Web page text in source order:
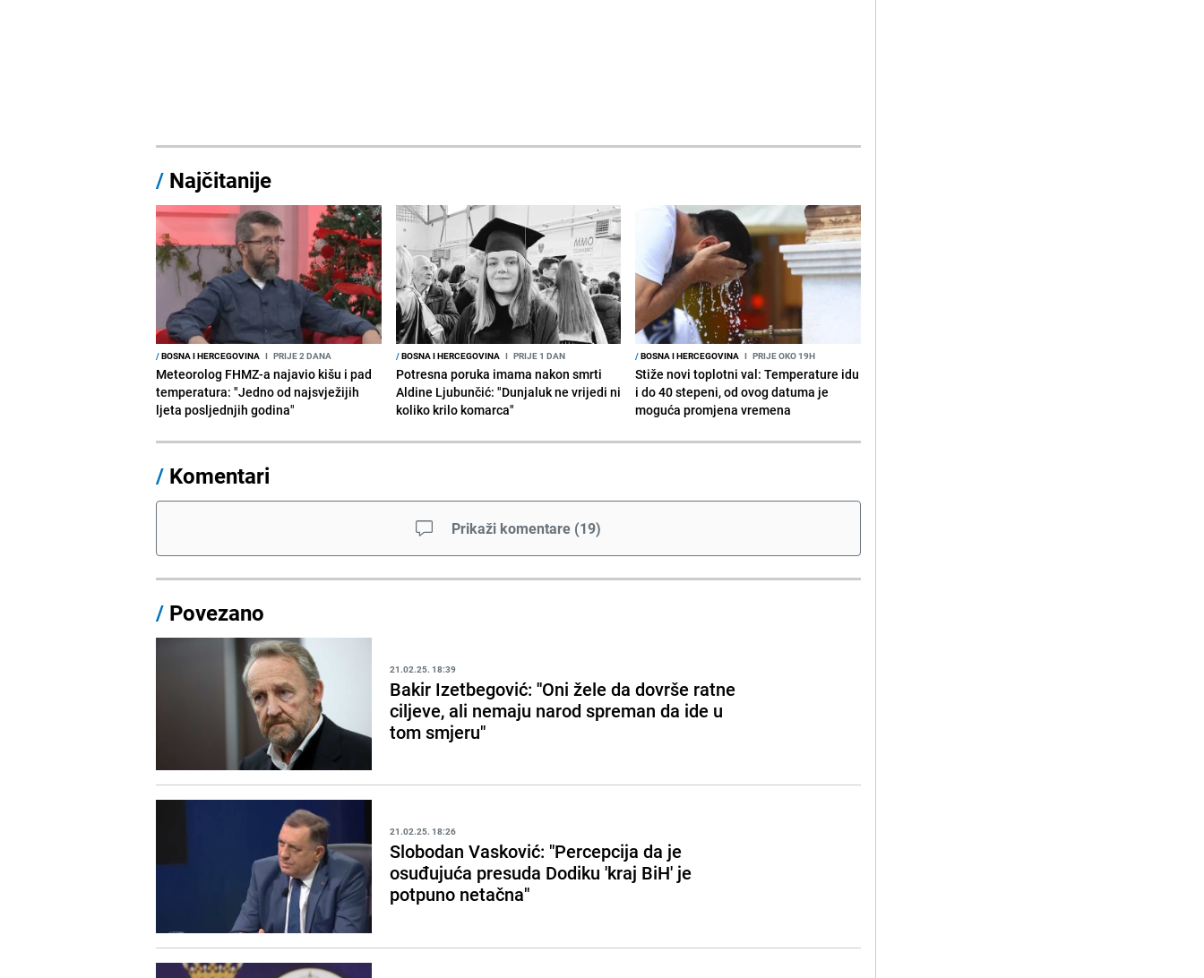
/ Najčitanije
/BOSNA I HERCEGOVINA I PRIJE 2 DANA
Meteorolog FHMZ-a najavio kišu i pad
temperatura: "Jedno od najsvježijih
ljeta posljednjih godina"
/BOSNA I HERCEGOVINA I PRIJE 1 DAN
Potresna poruka imama nakon smrti
Aldine Ljubunčić: "Dunjaluk ne vrijedi ni
koliko krilo komarca"
/BOSNA I HERCEGOVINA I PRIJE OKO 19H
Stiže novi toplotni val: Temperature idu
i do 40 stepeni, od ovog datuma je
moguća promjena vremena
/ Komentari
Prikaži komentare (19)
/ Povezano
21.02.25. 18:39
Bakir Izetbegović: ''Oni žele da dovrše ratne
ciljeve, ali nemaju narod spreman da ide u
tom smjeru"
21.02.25. 18:26
Slobodan Vasković: "Percepcija da je
osuđujuća presuda Dodiku 'kraj BiH' je
potpuno netačna"